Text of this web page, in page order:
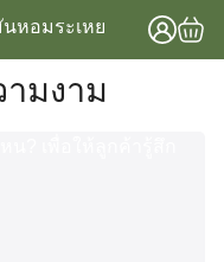
มงาม